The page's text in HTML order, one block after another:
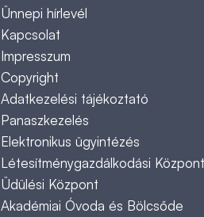
Ünnepi hírlevél
Kapcsolat
Impresszum
Copyright
Adatkezelési tájékoztató
Panaszkezelés
Elektronikus ügyintézés
Létesítménygazdálkodási Központ
Üdülési Központ
Akadémiai Óvoda és Bölcsőde